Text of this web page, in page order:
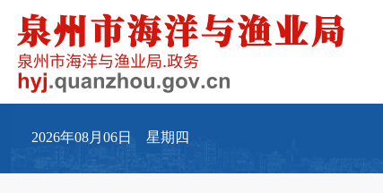
2026年08月06日 星期四